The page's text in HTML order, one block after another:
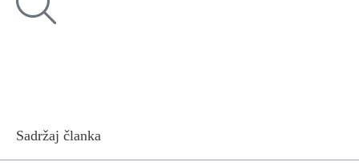
Sadržaj članka